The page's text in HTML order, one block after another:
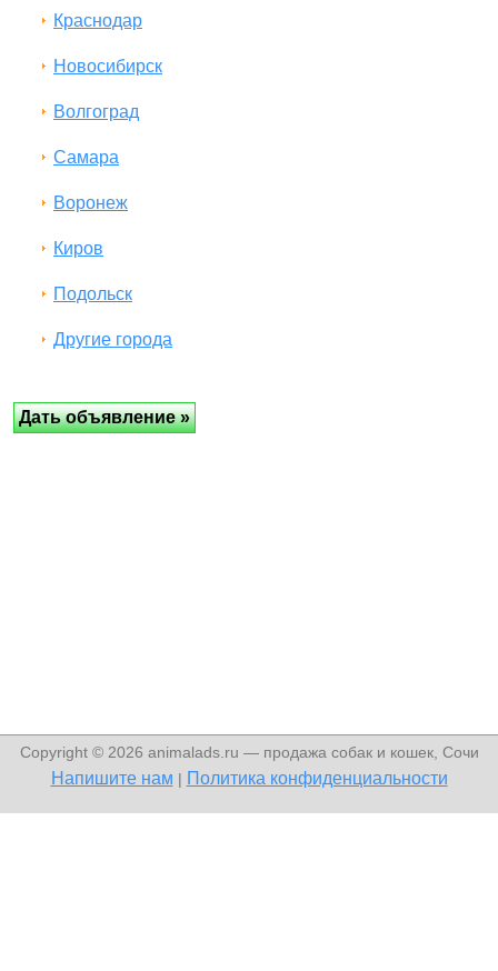
Краснодар
Новосибирск
Волгоград
Самара
Воронеж
Киров
Подольск
Другие города
Copyright © 2026 animalads.ru — продажа собак и кошек, Сочи
Напишите нам Политика конфиденциальности